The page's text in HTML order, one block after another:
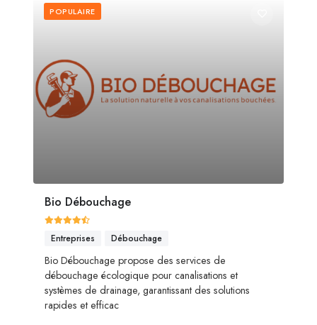
POPULAIRE
Bio Débouchage
Entreprises Débouchage
Bio Débouchage propose des services de
débouchage écologique pour canalisations et
systèmes de drainage, garantissant des solutions
rapides et efficac